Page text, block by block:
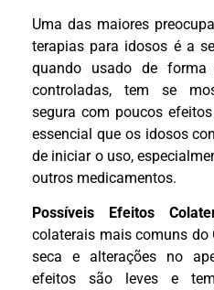
Uma das maiores
terapias para idosos é a
quando usado de
controladas, tem se
segura com poucos
essencial que os idosos
de iniciar o uso,
outros medicamentos.
Possíveis Efeitos
colaterais mais comuns do
seca e alterações no
efeitos são leves e